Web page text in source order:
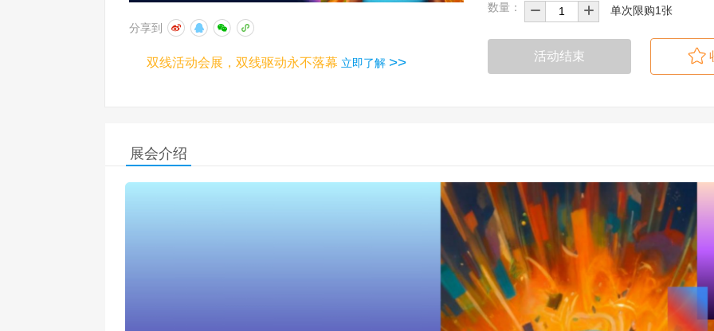
分享到
双线活动会展，双线驱动永不落幕 立即了解 >>
数量： 单次限购1张
活动结束
展会介绍